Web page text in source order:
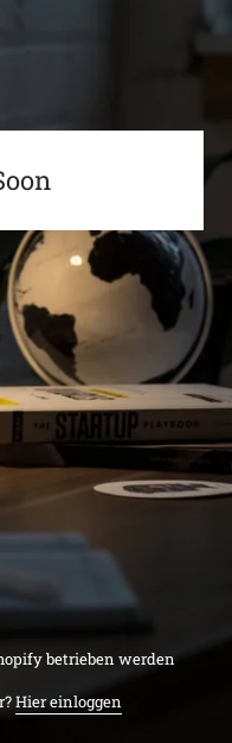
betrieben werden
Hier einloggen